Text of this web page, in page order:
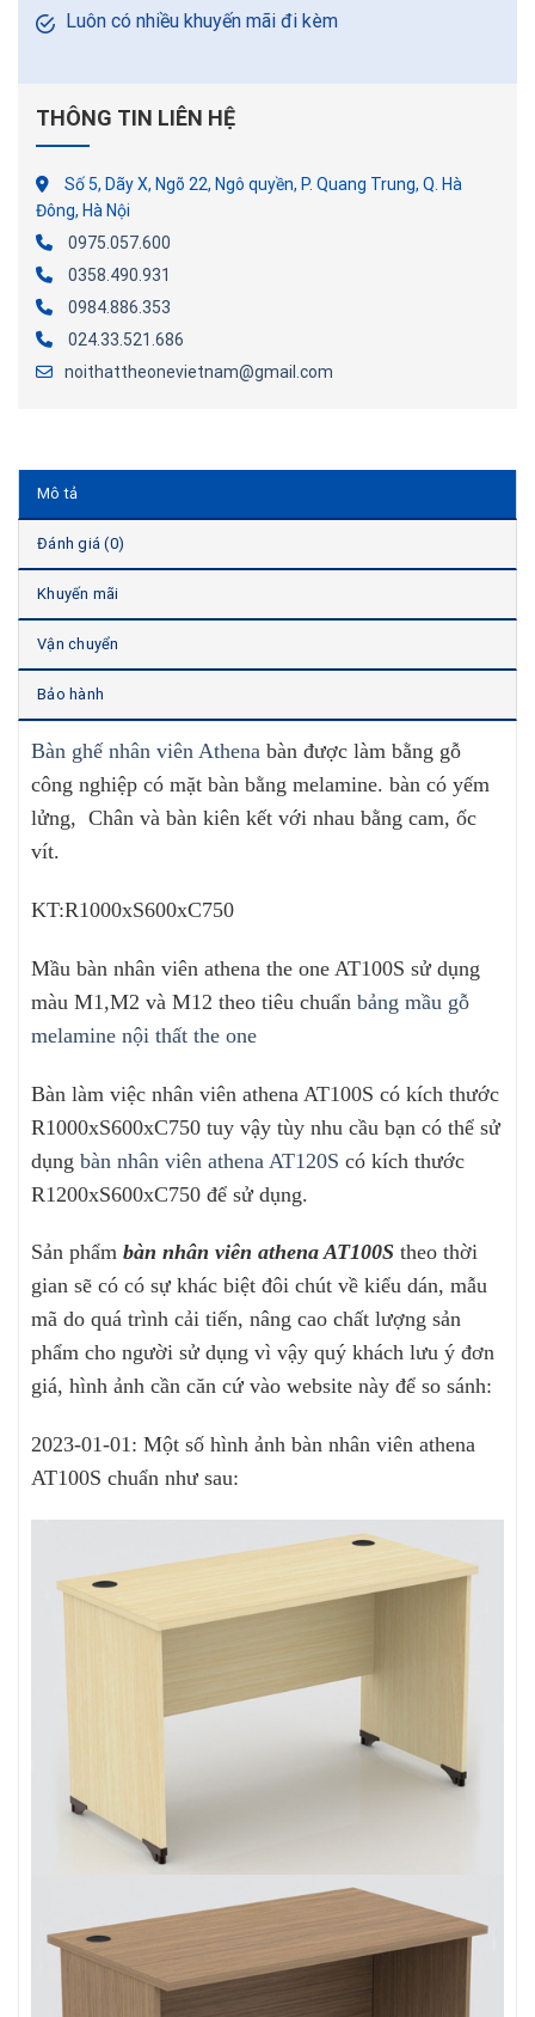
Luôn có nhiều khuyến mãi đi kèm
THÔNG TIN LIÊN HỆ
Số 5, Dãy X, Ngõ 22, Ngô quyền, P. Quang Trung, Q. Hà
Đông, Hà Nội
0975.057.600
0358.490.931
0984.886.353
024.33.521.686
noithattheonevietnam@gmail.com
Mô tả
Đánh giá (0)
Khuyến mãi
Vận chuyển
Bảo hành
Bàn ghế nhân viên Athena bàn được làm bằng gỗ
công nghiệp có mặt bàn bằng melamine. bàn có yếm
lửng, Chân và bàn kiên kết với nhau bằng cam, ốc
vít.
KT:R1000xS600xC750
Mầu bàn nhân viên athena the one AT100S sử dụng
màu M1,M2 và M12 theo tiêu chuẩn bảng mầu gỗ
melamine nội thất the one
Bàn làm việc nhân viên athena AT100S có kích thước
R1000xS600xC750 tuy vậy tùy nhu cầu bạn có thể sử
dụng bàn nhân viên athena AT120S có kích thước
R1200xS600xC750 để sử dụng.
Sản phẩm bàn nhân viên athena AT100S theo thời
gian sẽ có có sự khác biệt đôi chút về kiểu dán, mẫu
mã do quá trình cải tiến, nâng cao chất lượng sản
phẩm cho người sử dụng vì vậy quý khách lưu ý đơn
giá, hình ảnh cần căn cứ vào website này để so sánh:
2023-01-01: Một số hình ảnh bàn nhân viên athena
AT100S chuẩn như sau: